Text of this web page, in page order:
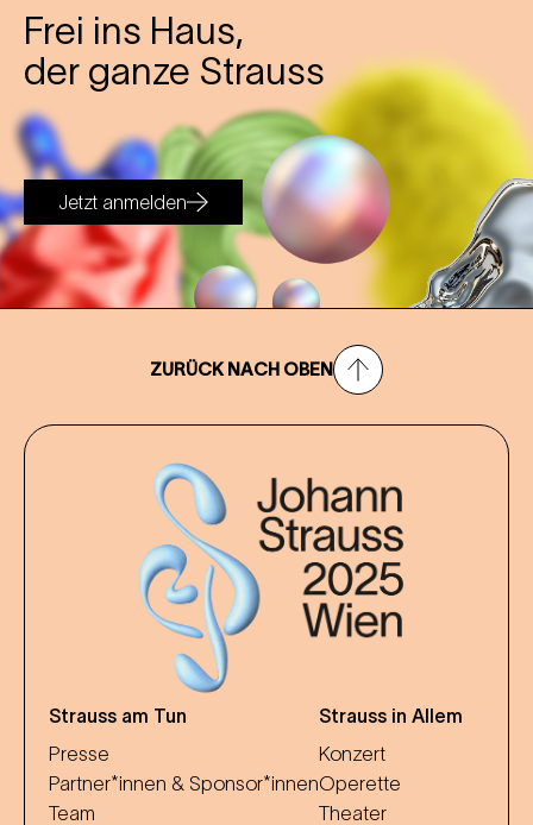
Frei ins Haus,
der ganze Strauss
Jetzt anmelden
ZURÜCK NACH OBEN
Strauss am Tun
Presse
Partner*innen & Sponsor*innen
Team
Strauss in Allem
Konzert
Operette
Theater